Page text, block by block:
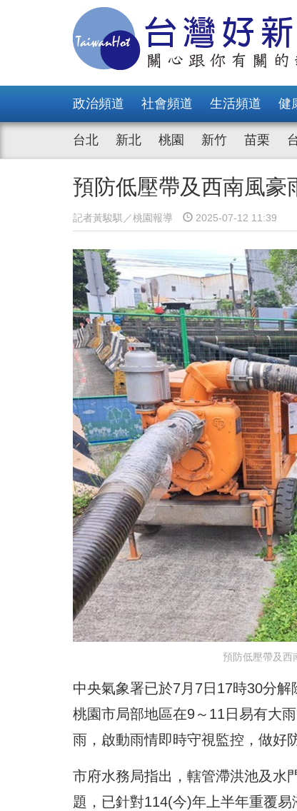
政治頻道 社會頻道 生活頻道 健
台北 新北 桃園 新竹 苗栗
預防低壓帶及西南風
記者黃駿騏／桃園報導 2025-07-12 11:39
預防低壓帶及西
中央氣象署已於7月7日17時30分
桃園市局部地區在9～11日易有大
雨，啟動雨情即時守視監控，做好
市府水務局指出，轄管滯洪池及水
題，已針對114(今)年上半年重覆